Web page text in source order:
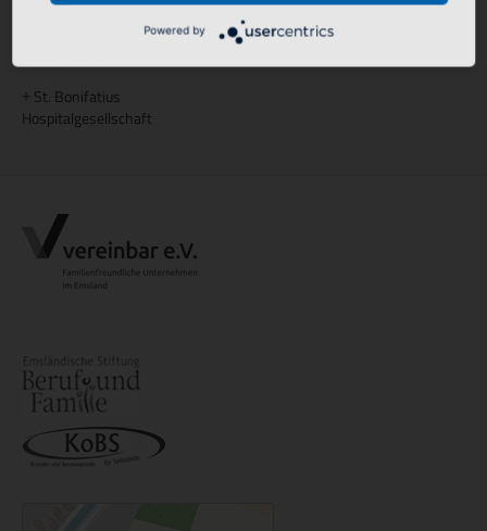
Pflegeakademie St. Anna
Gesellschaft
St. Bonifatius
Hospitalgesellschaft
Powered by